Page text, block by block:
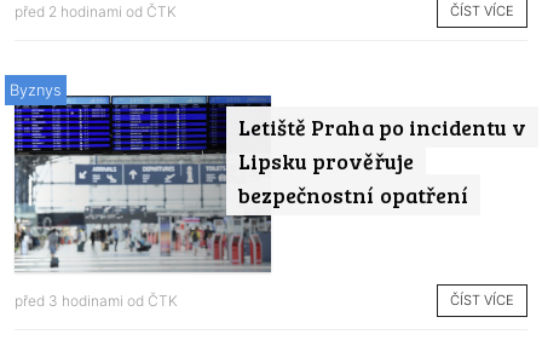
před 2 hodinami od ČTK ČÍST VÍCE
Letiště Praha po incidentu v
Lipsku prověřuje
bezpečnostní opatření
Byznys
před 3 hodinami od ČTK ČÍST VÍCE